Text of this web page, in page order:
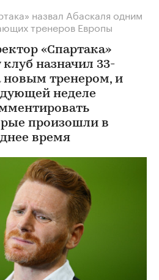
назвал Абаскаля одним
тренеров Европы
«Спартака»
назначил 33-
новым тренером, и
неделе
произошли в
время